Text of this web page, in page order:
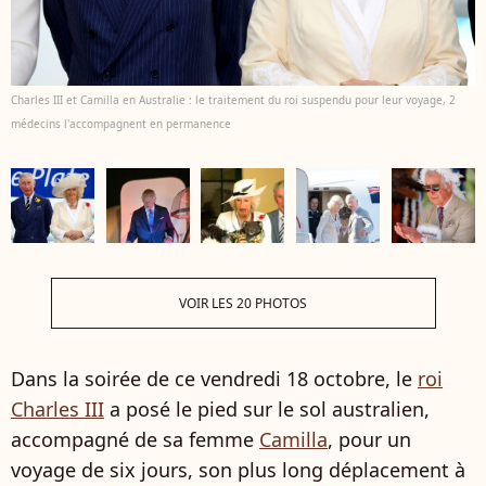
Charles III et Camilla en Australie : le traitement du roi suspendu pour leur voyage, 2
médecins l'accompagnent en permanence
VOIR LES 20 PHOTOS
Dans la soirée de ce vendredi 18 octobre, le roi
Charles III a posé le pied sur le sol australien,
accompagné de sa femme Camilla, pour un
voyage de six jours, son plus long déplacement à